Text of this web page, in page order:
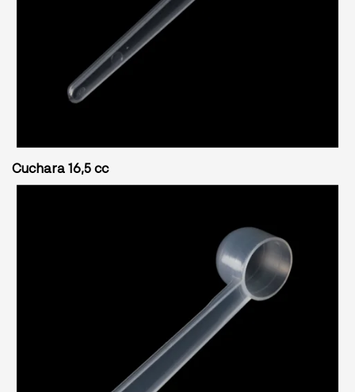
Cuchara 16,5 cc